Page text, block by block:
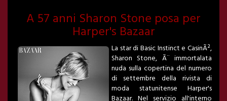
A 57 anni Sharon Stone posa per
Harper's Bazaar
La star di Basic Instinct e CasinÃ²,
Sharon Stone, Ã¨ immortalata
nuda sulla copertina del numero
di settembre della rivista di
moda statunitense Harper's